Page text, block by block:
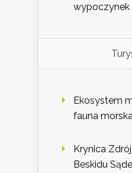
wypoczynek
Ekosystem
fauna
Krynica
Beskidu